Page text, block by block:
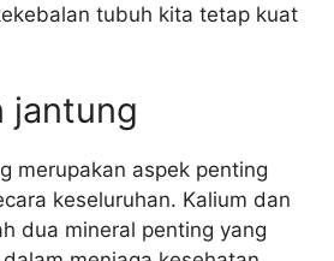
tubuh kita tetap kuat
jantung
merupakan aspek penting
keseluruhan. Kalium dan
dua mineral penting yang